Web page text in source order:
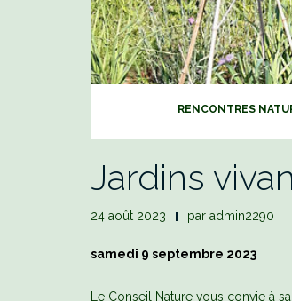
RENCONTRES
Jardins
24 août 2023 par admin2290
samedi 9 septembre 2023
Le Conseil Nature vous convie à sa